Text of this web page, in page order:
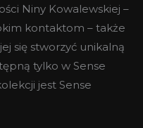
Niny Kowalewskiej –
kontaktom – także
się stworzyć unikalną
tylko w Sense
jest Sense